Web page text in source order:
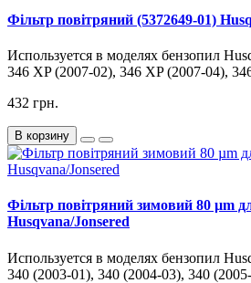
Фільтр повітряний (5372649-01)
Используется в моделях бензопил
346 XP (2007-02), 346 XP (2007-04),
432 грн.
В корзину
Фільтр повітряний зимовий 80 µm
Husqvana/Jonsered
Используется в моделях бензопил
340 (2003-01), 340 (2004-03), 340